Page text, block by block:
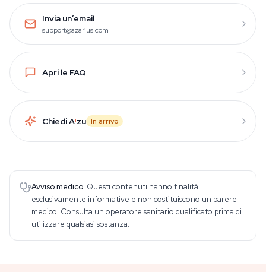
Invia un’email
support@azarius.com
Apri le FAQ
Chiedi Aizu In arrivo
Avviso medico. Questi contenuti hanno finalità
esclusivamente informative e non costituiscono un parere
medico. Consulta un operatore sanitario qualificato prima di
utilizzare qualsiasi sostanza.